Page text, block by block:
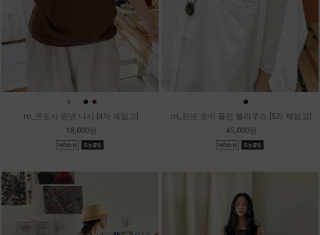
● ● ●
m_멘도사 린넨 나시 [4차 재입고]
18,000원
●
m_린넨 오버 돌먼 블라우스 [5차 재입고]
45,000원